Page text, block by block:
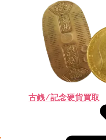
古銭 ⁄ 記念硬貨買取